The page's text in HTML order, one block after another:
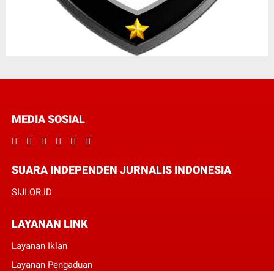
MEDIA SOSIAL
SUARA INDEPENDEN JURNALIS INDONESIA
SIJI.OR.ID
LAYANAN LINK
Layanan Iklan
Layanan Pengaduan